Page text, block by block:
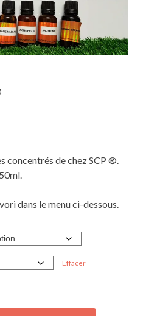
concentrés de chez SCP ®.
dans le menu ci-dessous.
Effacer